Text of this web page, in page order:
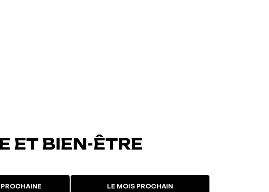
ET BIEN-ÊTRE
LE MOIS PROCHAIN
L'événement a été ajouté à vos